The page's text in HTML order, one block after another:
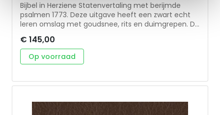
Bijbel in Herziene Statenvertaling met berijmde
psalmen 1773. Deze uitgave heeft een zwart echt
leren omslag met goudsnee, rits en duimgrepen. De
twee leeslinten en is 12×18 cm. Een waardevolle en
duurzame editie.
€ 145,00
Op voorraad